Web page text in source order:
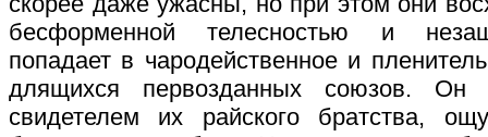
бесформенной телесностью и
попадает в чародейственное и
длящихся первозданных союзов. Он
свидетелем их райского братства,